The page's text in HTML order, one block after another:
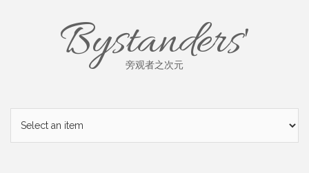
Bystanders'
旁观者之次元